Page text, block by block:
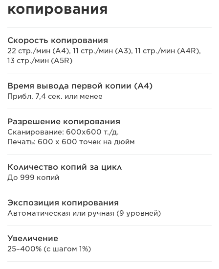
копирования
Скорость копирования
22 стр./мин (A4), 11 стр./мин (A3), 11 стр./мин (A4R),
13 стр./мин (A5R)
Время вывода первой копии (A4)
Прибл. 7,4 сек. или менее
Разрешение копирования
Сканирование: 600x600 т./д.
Печать: 600 x 600 точек на дюйм
Количество копий за цикл
До 999 копий
Экспозиция копирования
Автоматическая или ручная (9 уровней)
Увеличение
25–400% (с шагом 1%)